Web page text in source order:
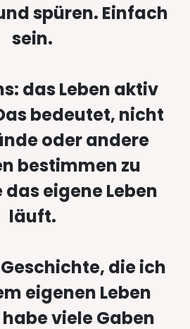
spüren. Einfach
sein.
das Leben aktiv
bedeutet, nicht
oder andere
bestimmen zu
das eigene Leben
läuft.
die ich
eigenen Leben
viele Gaben